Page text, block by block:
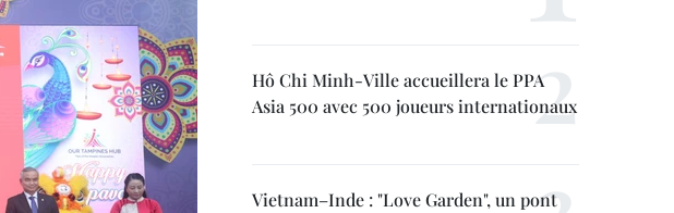
Hô Chi Minh-Ville accueillera le PPA
Asia 500 avec 500 joueurs internationaux
Vietnam–Inde : "Love Garden", un pont